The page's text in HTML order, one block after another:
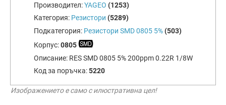
Производител:YAGEO (1253)
Категория: Резистори (5289)
Подкатегория: Резистори SMD 0805 5% (503)
Корпус:0805
Описание: RES SMD 0805 5% 200ppm 0.22R 1/8W
Код за поръчка:5220
Изображението е само с илюстративна цел!